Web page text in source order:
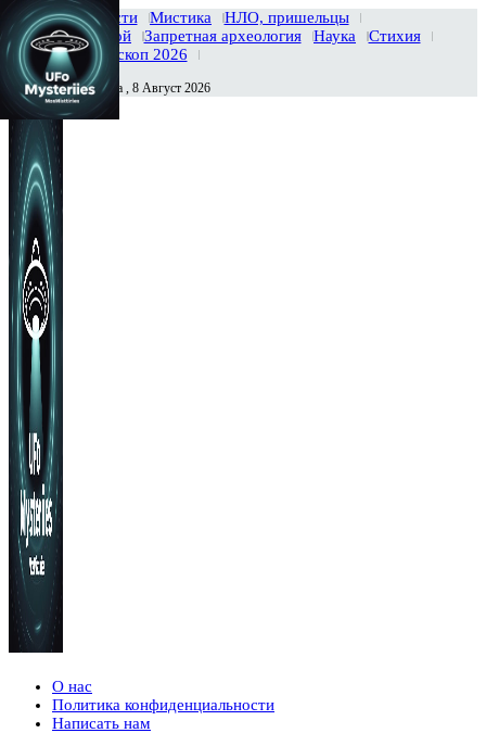
Главная Новости Мистика
НЛО, пришельцы
Тайны вселенной
Запретная археология Наука
Стихия
История
Гороскоп 2026
Сегодня Суббота , 8 Август 2026
О нас
Политика конфиденциальности
Написать нам